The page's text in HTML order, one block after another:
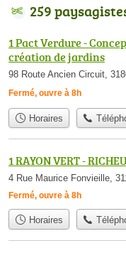
259
1 Pact Verdure -
création de jardins
98 Route Ancien Circuit,
Fermé, ouvre à 8h
Horaires
1 RAYON VERT -
4 Rue Maurice Fonvieille,
Fermé, ouvre à 8h
Horaires